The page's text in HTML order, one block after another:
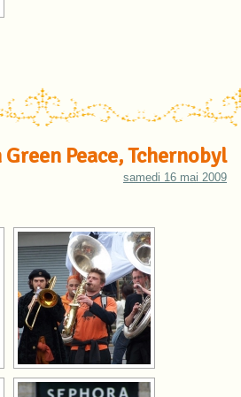
Green Peace, Tchernobyl
samedi 16 mai 2009